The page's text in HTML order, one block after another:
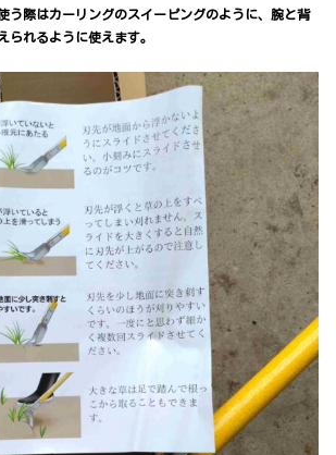
う際はカーリングのスイーピングのように、腕と背
られるように使えます。